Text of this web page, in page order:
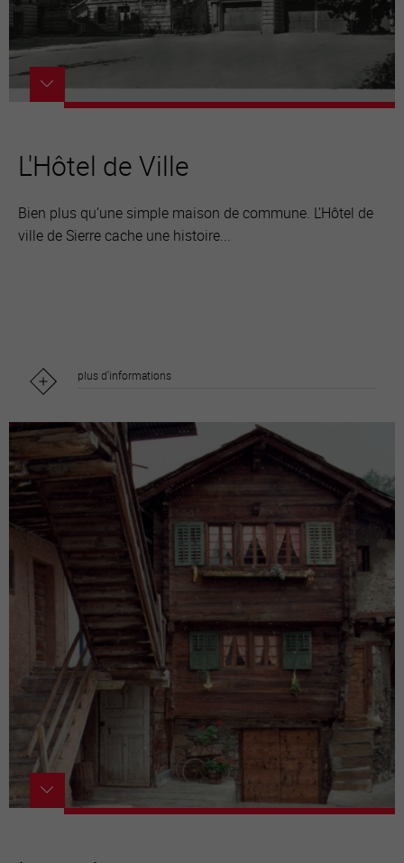
L'Hôtel de Ville
Bien plus qu’une simple maison de commune. L’Hôtel de
ville de Sierre cache une histoire...
plus d'informations